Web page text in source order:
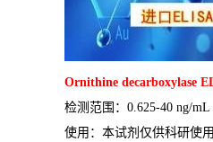
Ornithine decarboxylase
检测范围： 0.625-40 ng/mL
使用：本试剂仅供科研使用